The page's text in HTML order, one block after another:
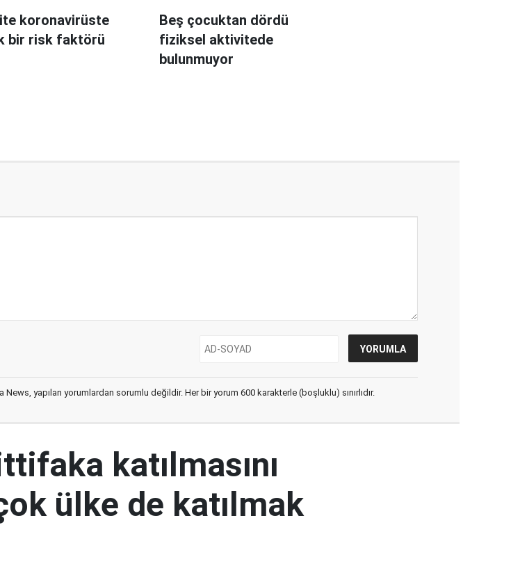
koronavirüste
bir risk faktörü
Beş çocuktan dördü
fiziksel aktivitede
bulunmuyor
yapılan yorumlardan sorumlu değildir. Her bir yorum 600 karakterle (boşluklu) sınırlıdır.
katılmasını
ülke de katılmak